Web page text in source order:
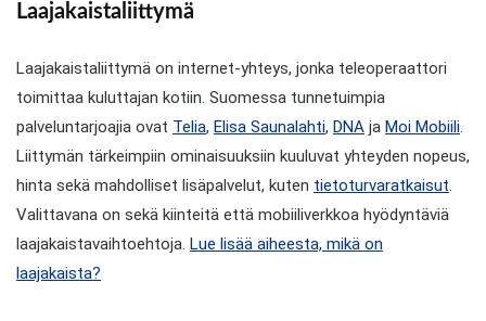
Laajakaistaliittymä
Laajakaistaliittymä on internet-yhteys, jonka teleoperaattori
toimittaa kuluttajan kotiin. Suomessa tunnetuimpia
palveluntarjoajia ovat Telia, Elisa Saunalahti, DNA ja Moi Mobiili.
Liittymän tärkeimpiin ominaisuuksiin kuuluvat yhteyden nopeus,
hinta sekä mahdolliset lisäpalvelut, kuten tietoturvaratkaisut.
Valittavana on sekä kiinteitä että mobiiliverkkoa hyödyntäviä
laajakaistavaihtoehtoja. Lue lisää aiheesta, mikä on
laajakaista?